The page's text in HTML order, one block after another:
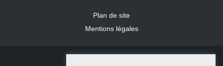
Plan de site
Mentions légales